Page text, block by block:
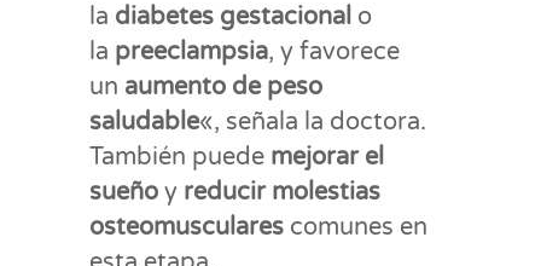
la diabetes gestacional o
la preeclampsia, y favorece
un aumento de peso
saludable«, señala la doctora.
También puede mejorar el
sueño y reducir molestias
osteomusculares comunes en